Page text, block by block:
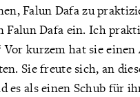
Falun Dafa zu
Falun Dafa ein. Ich
kurzem hat sie einen
Sie freute sich, an
es als einen Schub für